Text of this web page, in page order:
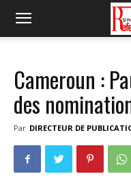
Cameroun :
des
Par DIRECTEUR DE